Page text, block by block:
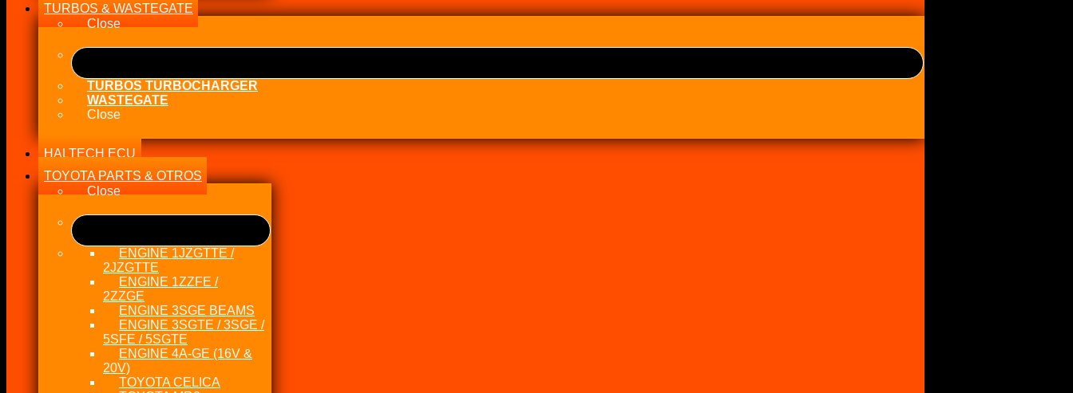
TURBOS & WASTEGATE
Close
TURBOS TURBOCHARGER
WASTEGATE
Close
HALTECH ECU
TOYOTA PARTS & OTROS
Close
ENGINE 1JZGTTE /
2JZGTTE
ENGINE 1ZZFE /
2ZZGE
ENGINE 3SGE BEAMS
ENGINE 3SGTE / 3SGE /
5SFE / 5SGTE
ENGINE 4A-GE (16V &
20V)
TOYOTA CELICA